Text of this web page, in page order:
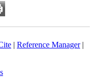
|Reference Manager